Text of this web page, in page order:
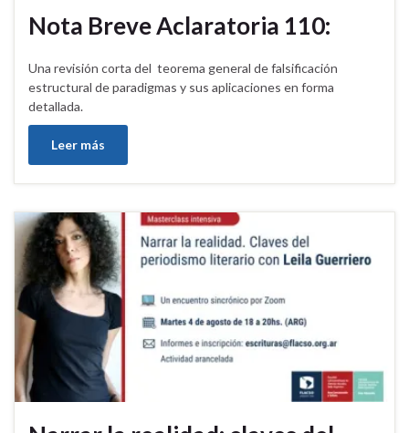
Nota Breve Aclaratoria 110:
Una revisión corta del teorema general de falsificación
estructural de paradigmas y sus aplicaciones en forma
detallada.
Leer más